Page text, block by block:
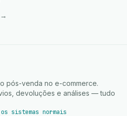
→
pós-venda no e-commerce.
devoluções e análises — tudo
sistemas normais